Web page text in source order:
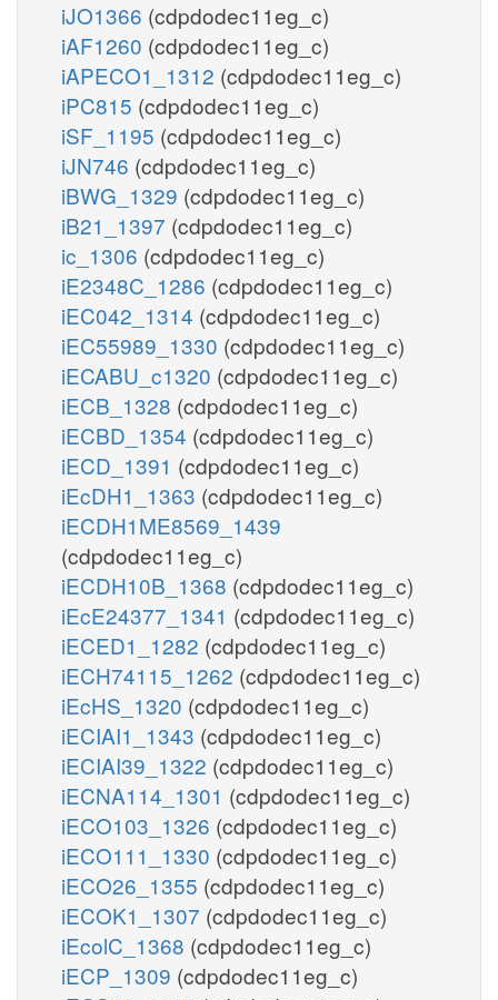
iJO1366 (cdpdodec11eg_c)
iAF1260 (cdpdodec11eg_c)
iAPECO1_1312 (cdpdodec11eg_c)
iPC815 (cdpdodec11eg_c)
iSF_1195 (cdpdodec11eg_c)
iJN746 (cdpdodec11eg_c)
iBWG_1329 (cdpdodec11eg_c)
iB21_1397 (cdpdodec11eg_c)
ic_1306 (cdpdodec11eg_c)
iE2348C_1286 (cdpdodec11eg_c)
iEC042_1314 (cdpdodec11eg_c)
iEC55989_1330 (cdpdodec11eg_c)
iECABU_c1320 (cdpdodec11eg_c)
iECB_1328 (cdpdodec11eg_c)
iECBD_1354 (cdpdodec11eg_c)
iECD_1391 (cdpdodec11eg_c)
iEcDH1_1363 (cdpdodec11eg_c)
iECDH1ME8569_1439
(cdpdodec11eg_c)
iECDH10B_1368 (cdpdodec11eg_c)
iEcE24377_1341 (cdpdodec11eg_c)
iECED1_1282 (cdpdodec11eg_c)
iECH74115_1262 (cdpdodec11eg_c)
iEcHS_1320 (cdpdodec11eg_c)
iECIAI1_1343 (cdpdodec11eg_c)
iECIAI39_1322 (cdpdodec11eg_c)
iECNA114_1301 (cdpdodec11eg_c)
iECO103_1326 (cdpdodec11eg_c)
iECO111_1330 (cdpdodec11eg_c)
iECO26_1355 (cdpdodec11eg_c)
iECOK1_1307 (cdpdodec11eg_c)
iEcolC_1368 (cdpdodec11eg_c)
iECP_1309 (cdpdodec11eg_c)